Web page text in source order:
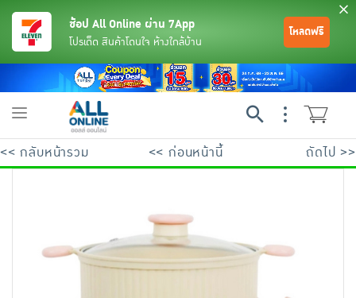
ช้อป All Online ผ่าน 7App
โปรเด็ด สินค้าโดนใจ ห้างใกล้บ้าน
โหลดฟรี
Toggle
<< กลับหน้ารวม << ก่อนหน้านี้ ถัดไป >>